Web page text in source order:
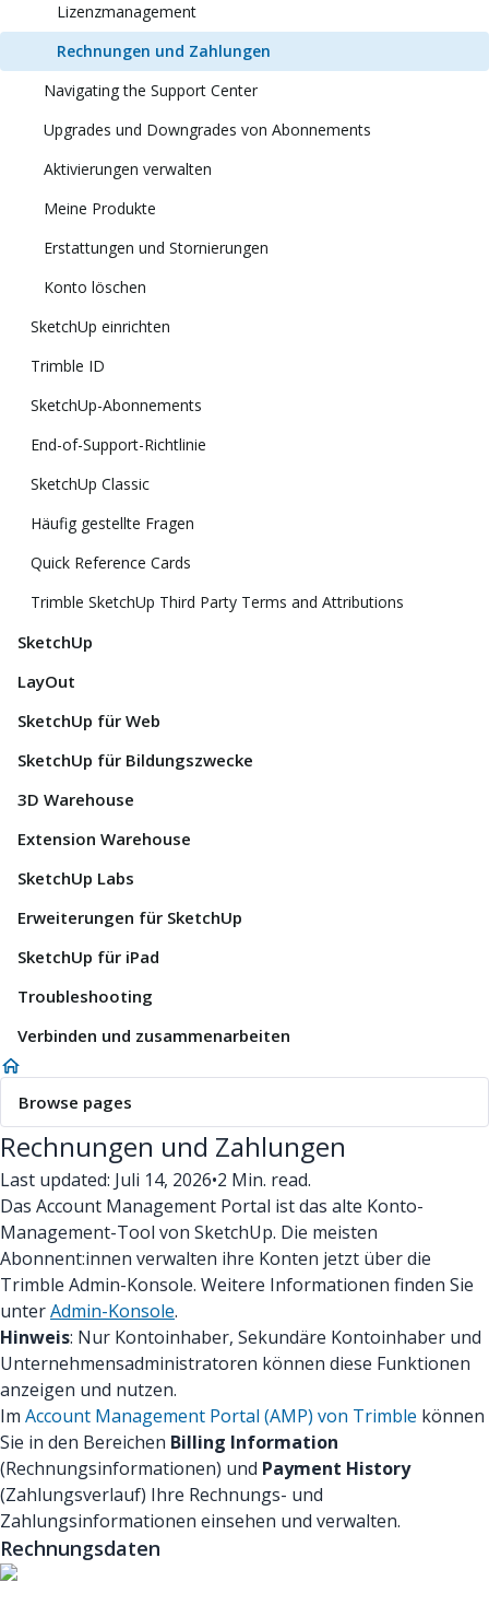
Lizenzmanagement
Rechnungen und Zahlungen
Navigating the Support Center
Upgrades und Downgrades von Abonnements
Aktivierungen verwalten
Meine Produkte
Erstattungen und Stornierungen
Konto löschen
SketchUp einrichten
Trimble ID
SketchUp-Abonnements
End-of-Support-Richtlinie
SketchUp Classic
Häufig gestellte Fragen
Quick Reference Cards
Trimble SketchUp Third Party Terms and Attributions
SketchUp
LayOut
SketchUp für Web
SketchUp für Bildungszwecke
3D Warehouse
Extension Warehouse
SketchUp Labs
Erweiterungen für SketchUp
SketchUp für iPad
Troubleshooting
Verbinden und zusammenarbeiten
Browse pages
Rechnungen und Zahlungen
Last updated: Juli 14, 2026•2 Min. read.
Das Account Management Portal ist das alte Konto-
Management-Tool von SketchUp. Die meisten
Abonnent:innen verwalten ihre Konten jetzt über die
Trimble Admin-Konsole. Weitere Informationen finden Sie
unterAdmin-Konsole.
Hinweis: Nur Kontoinhaber, Sekundäre Kontoinhaber und
Unternehmensadministratoren können diese Funktionen
anzeigen und nutzen.
Im Account Management Portal (AMP) von Trimble können
Sie in den Bereichen Billing Information
(Rechnungsinformationen) und Payment History
(Zahlungsverlauf) Ihre Rechnungs- und
Zahlungsinformationen einsehen und verwalten.
Rechnungsdaten